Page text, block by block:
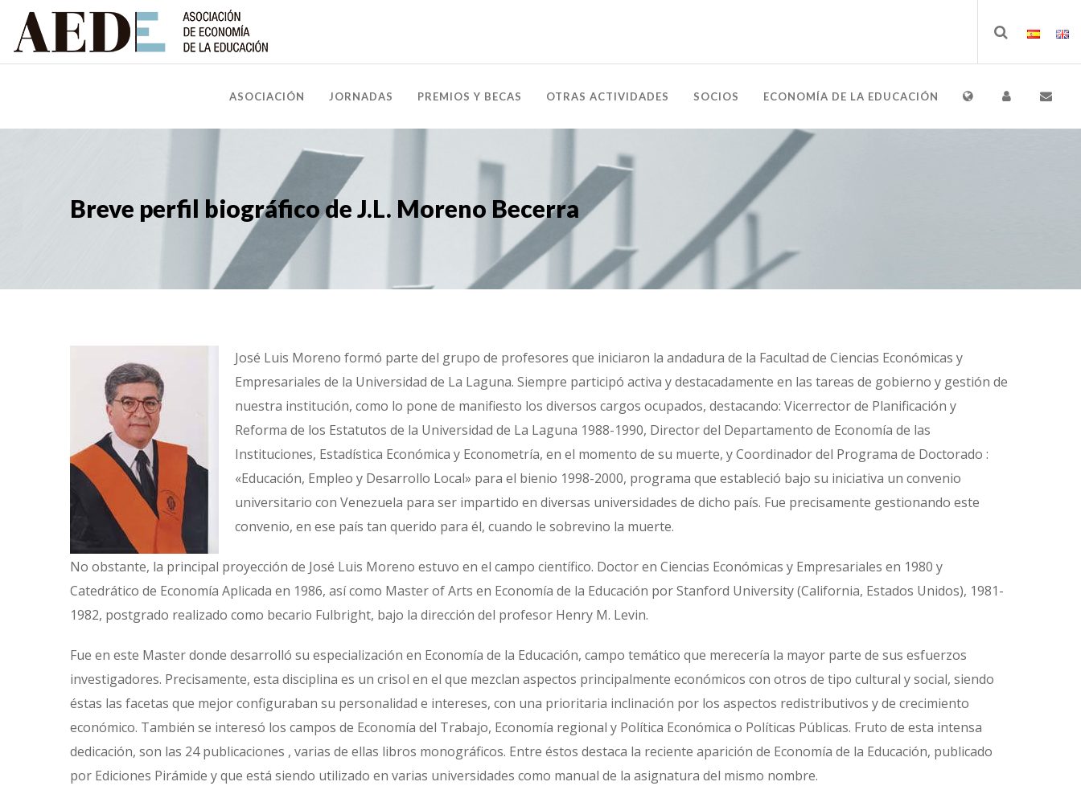
ASOCIACIÓN JORNADAS PREMIOS Y BECAS OTRAS ACTIVIDADES SOCIOS ECONOMÍA DE LA EDUCACIÓN
Breve perfil biográfico de J.L. Moreno Becerra
José Luis Moreno formó parte del grupo de profesores que iniciaron la andadura de la Facultad de Ciencias Económicas y
Empresariales de la Universidad de La Laguna. Siempre participó activa y destacadamente en las tareas de gobierno y gestión de
nuestra institución, como lo pone de manifiesto los diversos cargos ocupados, destacando: Vicerrector de Planificación y
Reforma de los Estatutos de la Universidad de La Laguna 1988-1990, Director del Departamento de Economía de las
Instituciones, Estadística Económica y Econometría, en el momento de su muerte, y Coordinador del Programa de Doctorado :
«Educación, Empleo y Desarrollo Local» para el bienio 1998-2000, programa que estableció bajo su iniciativa un convenio
universitario con Venezuela para ser impartido en diversas universidades de dicho país. Fue precisamente gestionando este
convenio, en ese país tan querido para él, cuando le sobrevino la muerte.
No obstante, la principal proyección de José Luis Moreno estuvo en el campo científico. Doctor en Ciencias Económicas y Empresariales en 1980 y
Catedrático de Economía Aplicada en 1986, así como Master of Arts en Economía de la Educación por Stanford University (California, Estados Unidos), 1981-
1982, postgrado realizado como becario Fulbright, bajo la dirección del profesor Henry M. Levin.
Fue en este Master donde desarrolló su especialización en Economía de la Educación, campo temático que merecería la mayor parte de sus esfuerzos
investigadores. Precisamente, esta disciplina es un crisol en el que mezclan aspectos principalmente económicos con otros de tipo cultural y social, siendo
éstas las facetas que mejor configuraban su personalidad e intereses, con una prioritaria inclinación por los aspectos redistributivos y de crecimiento
económico. También se interesó los campos de Economía del Trabajo, Economía regional y Política Económica o Políticas Públicas. Fruto de esta intensa
dedicación, son las 24 publicaciones , varias de ellas libros monográficos. Entre éstos destaca la reciente aparición de Economía de la Educación, publicado
por Ediciones Pirámide y que está siendo utilizado en varias universidades como manual de la asignatura del mismo nombre.